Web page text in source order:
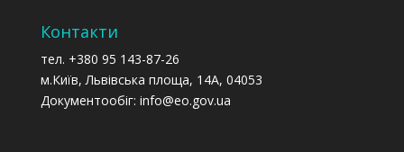
Контакти
тел. +380 95 143-87-26
м.Київ, Львівська площа, 14А, 04053
Документообіг: info@eo.gov.ua